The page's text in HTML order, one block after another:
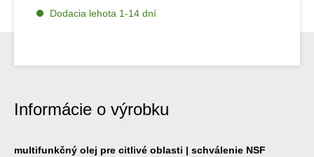
Dodacia lehota 1-14 dní
Informácie o výrobku
multifunkčný olej pre citlivé oblasti | schválenie NSF